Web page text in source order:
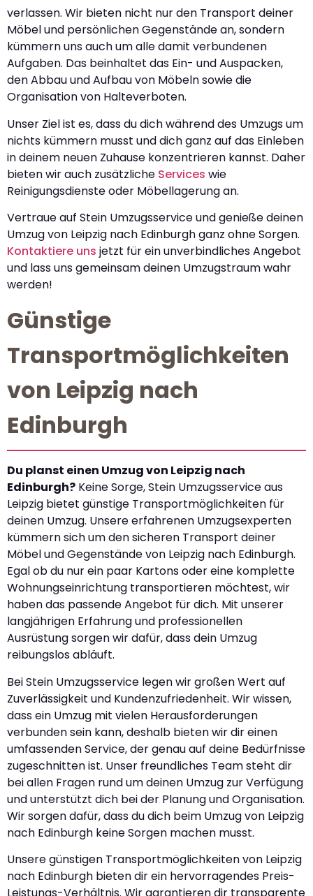
verlassen. Wir bieten nicht nur den Transport deiner
Möbel und persönlichen Gegenstände an, sondern
kümmern uns auch um alle damit verbundenen
Aufgaben. Das beinhaltet das Ein- und Auspacken,
den Abbau und Aufbau von Möbeln sowie die
Organisation von Halteverboten.
Unser Ziel ist es, dass du dich während des Umzugs um
nichts kümmern musst und dich ganz auf das Einleben
in deinem neuen Zuhause konzentrieren kannst. Daher
bieten wir auch zusätzliche Services wie
Reinigungsdienste oder Möbellagerung an.
Vertraue auf Stein Umzugsservice und genieße deinen
Umzug von Leipzig nach Edinburgh ganz ohne Sorgen.
Kontaktiere uns jetzt für ein unverbindliches Angebot
und lass uns gemeinsam deinen Umzugstraum wahr
werden!
Günstige
Transportmöglichkeiten
von Leipzig nach
Edinburgh
Du planst einen Umzug von Leipzig nach
Edinburgh? Keine Sorge, Stein Umzugsservice aus
Leipzig bietet günstige Transportmöglichkeiten für
deinen Umzug. Unsere erfahrenen Umzugsexperten
kümmern sich um den sicheren Transport deiner
Möbel und Gegenstände von Leipzig nach Edinburgh.
Egal ob du nur ein paar Kartons oder eine komplette
Wohnungseinrichtung transportieren möchtest, wir
haben das passende Angebot für dich. Mit unserer
langjährigen Erfahrung und professionellen
Ausrüstung sorgen wir dafür, dass dein Umzug
reibungslos abläuft.
Bei Stein Umzugsservice legen wir großen Wert auf
Zuverlässigkeit und Kundenzufriedenheit. Wir wissen,
dass ein Umzug mit vielen Herausforderungen
verbunden sein kann, deshalb bieten wir dir einen
umfassenden Service, der genau auf deine Bedürfnisse
zugeschnitten ist. Unser freundliches Team steht dir
bei allen Fragen rund um deinen Umzug zur Verfügung
und unterstützt dich bei der Planung und Organisation.
Wir sorgen dafür, dass du dich beim Umzug von Leipzig
nach Edinburgh keine Sorgen machen musst.
Unsere günstigen Transportmöglichkeiten von Leipzig
nach Edinburgh bieten dir ein hervorragendes Preis-